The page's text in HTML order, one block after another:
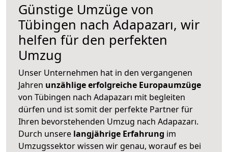
Günstige Umzüge von
Tübingen nach Adapazarı, wir
helfen für den perfekten
Umzug
Unser Unternehmen hat in den vergangenen
Jahren unzählige erfolgreiche Europaumzüge
von Tübingen nach Adapazarı mit begleiten
dürfen und ist somit der perfekte Partner für
Ihren bevorstehenden Umzug nach Adapazarı.
Durch unsere langjährige Erfahrung im
Umzugssektor wissen wir genau, worauf es bei